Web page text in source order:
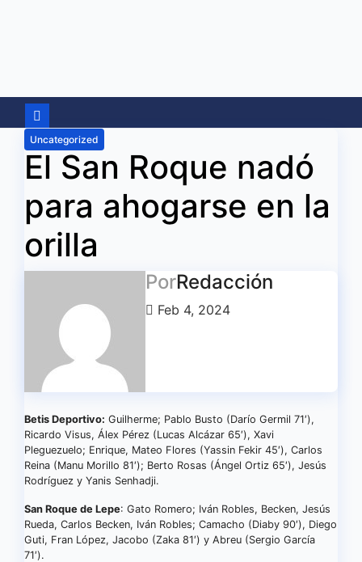
Uncategorized
El San Roque nadó
para ahogarse en la
orilla
PorRedacción
Feb 4, 2024
Betis Deportivo: Guilherme; Pablo Busto (Darío Germil 71′),
Ricardo Visus, Álex Pérez (Lucas Alcázar 65′), Xavi
Pleguezuelo; Enrique, Mateo Flores (Yassin Fekir 45′), Carlos
Reina (Manu Morillo 81′); Berto Rosas (Ángel Ortiz 65′), Jesús
Rodríguez y Yanis Senhadji.
San Roque de Lepe: Gato Romero; Iván Robles, Becken, Jesús
Rueda, Carlos Becken, Iván Robles; Camacho (Diaby 90′), Diego
Guti, Fran López, Jacobo (Zaka 81′) y Abreu (Sergio García
71′).